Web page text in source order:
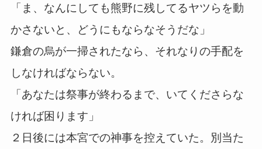
「ま、なんにしても熊野に残してるヤツらを動
かさないと、どうにもならなそうだな」
鎌倉の烏が一掃されたなら、それなりの手配を
しなければならない。
「あなたは祭事が終わるまで、いてくださらな
ければ困ります」
２日後には本宮での神事を控えていた。別当た